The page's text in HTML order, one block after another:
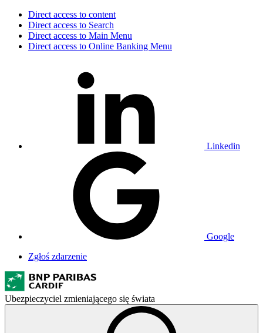
Direct access to content
Direct access to Search
Direct access to Main Menu
Direct access to Online Banking Menu
Linkedin
Google
Zgłoś zdarzenie
Ubezpieczyciel zmieniającego się świata